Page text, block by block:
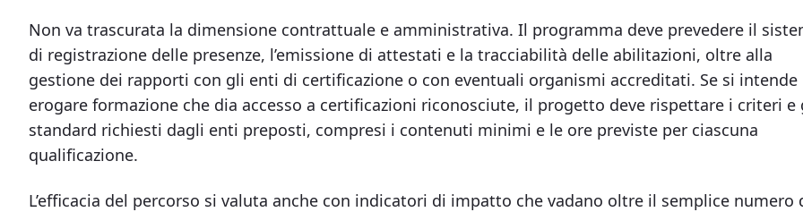
Non va trascurata la dimensione contrattuale e amministrativa. Il programma deve prevedere il
di registrazione delle presenze, l’emissione di attestati e la tracciabilità delle abilitazioni, oltre alla
gestione dei rapporti con gli enti di certificazione o con eventuali organismi accreditati. Se si intende
erogare formazione che dia accesso a certificazioni riconosciute, il progetto deve rispettare i criteri e
standard richiesti dagli enti preposti, compresi i contenuti minimi e le ore previste per ciascuna
qualificazione.
L’efficacia del percorso si valuta anche con indicatori di impatto che vadano oltre il semplice numero